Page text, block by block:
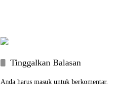
Tinggalkan Balasan
Anda harus masuk untuk berkomentar.